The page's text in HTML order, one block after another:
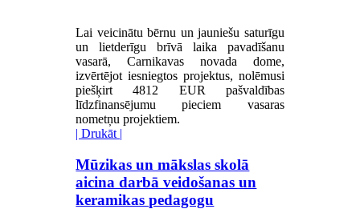
Lai veicinātu bērnu un jauniešu saturīgu
un lietderīgu brīvā laika pavadīšanu
vasarā, Carnikavas novada dome,
izvērtējot iesniegtos projektus, nolēmusi
piešķirt 4812 EUR pašvaldības
līdzfinansējumu pieciem vasaras
nometņu projektiem.
| Drukāt |
Mūzikas un mākslas skolā
aicina darbā veidošanas un
keramikas pedagogu